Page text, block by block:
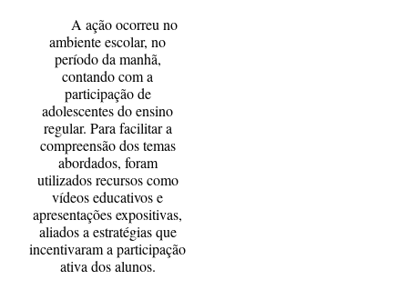
A ação ocorreu no
ambiente escolar, no
período da manhã,
contando com a
participação de
adolescentes do ensino
regular. Para facilitar a
compreensão dos temas
abordados, foram
utilizados recursos como
vídeos educativos e
apresentações expositivas,
aliados a estratégias que
incentivaram a participação
ativa dos alunos.